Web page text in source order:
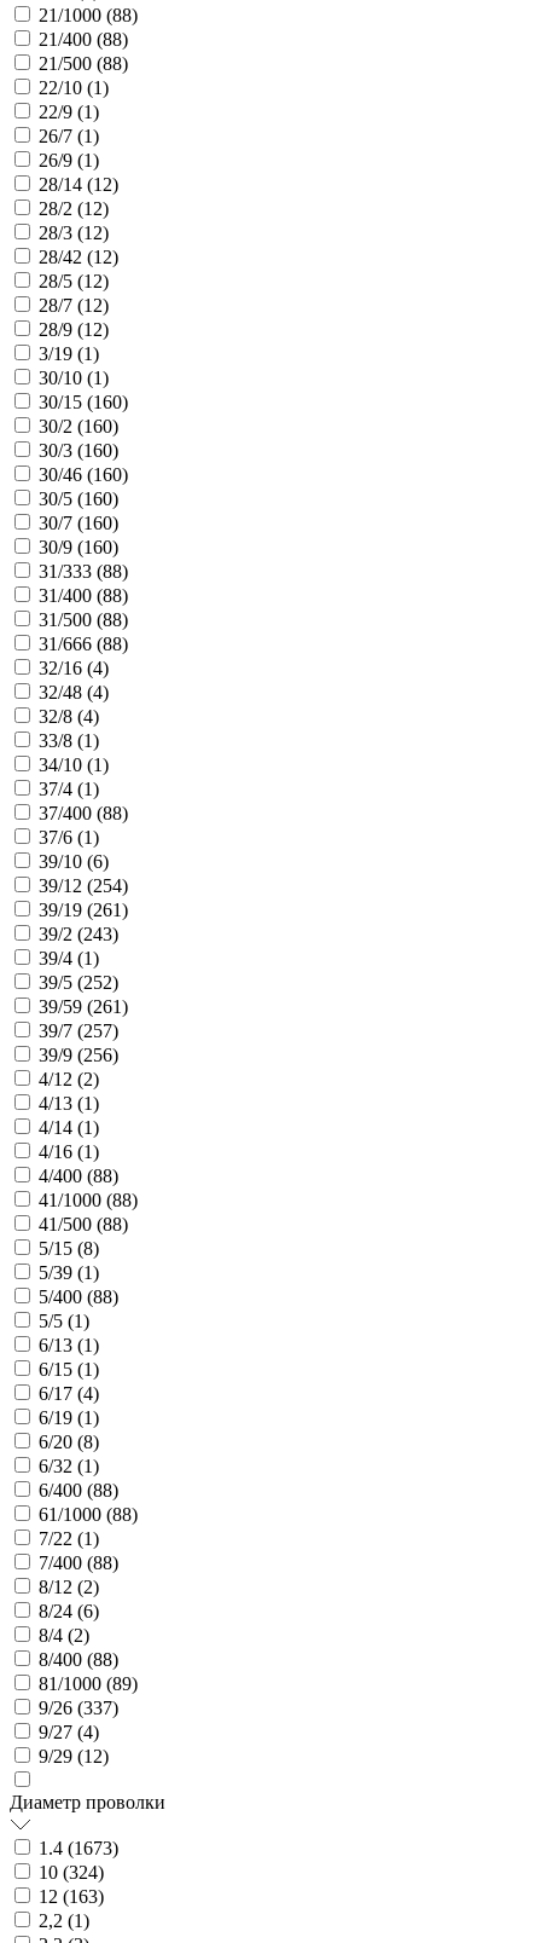
21/1000 (88)
21/400 (88)
21/500 (88)
22/10 (1)
22/9 (1)
26/7 (1)
26/9 (1)
28/14 (12)
28/2 (12)
28/3 (12)
28/42 (12)
28/5 (12)
28/7 (12)
28/9 (12)
3/19 (1)
30/10 (1)
30/15 (160)
30/2 (160)
30/3 (160)
30/46 (160)
30/5 (160)
30/7 (160)
30/9 (160)
31/333 (88)
31/400 (88)
31/500 (88)
31/666 (88)
32/16 (4)
32/48 (4)
32/8 (4)
33/8 (1)
34/10 (1)
37/4 (1)
37/400 (88)
37/6 (1)
39/10 (6)
39/12 (254)
39/19 (261)
39/2 (243)
39/4 (1)
39/5 (252)
39/59 (261)
39/7 (257)
39/9 (256)
4/12 (2)
4/13 (1)
4/14 (1)
4/16 (1)
4/400 (88)
41/1000 (88)
41/500 (88)
5/15 (8)
5/39 (1)
5/400 (88)
5/5 (1)
6/13 (1)
6/15 (1)
6/17 (4)
6/19 (1)
6/20 (8)
6/32 (1)
6/400 (88)
61/1000 (88)
7/22 (1)
7/400 (88)
8/12 (2)
8/24 (6)
8/4 (2)
8/400 (88)
81/1000 (89)
9/26 (337)
9/27 (4)
9/29 (12)
Диаметр проволки
1.4 (1673)
10 (324)
12 (163)
2,2 (1)